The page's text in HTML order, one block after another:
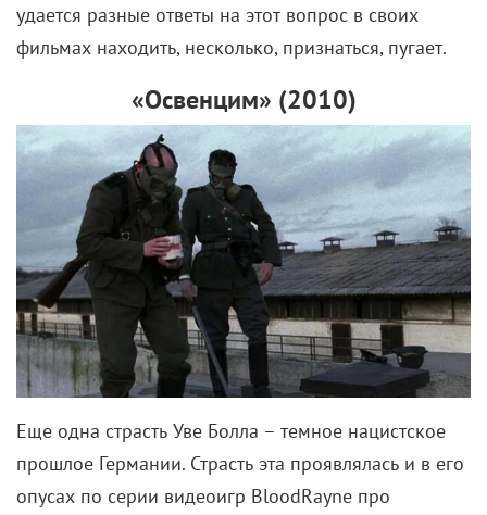
удается разные ответы на этот вопрос в своих
фильмах находить, несколько, признаться, пугает.
«Освенцим» (2010)
Еще одна страсть Уве Болла – темное нацистское
прошлое Германии. Страсть эта проявлялась и в его
опусах по серии видеоигр BloodRayne про